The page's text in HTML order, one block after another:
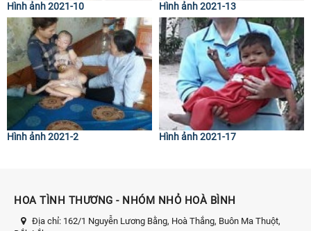
Hình ảnh 2021-10 Hình ảnh 2021-13
Hình ảnh 2021-2 Hình ảnh 2021-17
HOA TÌNH THƯƠNG - NHÓM NHỎ HOÀ BÌNH
Địa chỉ: 162/1 Nguyễn Lương Bằng, Hoà Thắng, Buôn Ma Thuột,